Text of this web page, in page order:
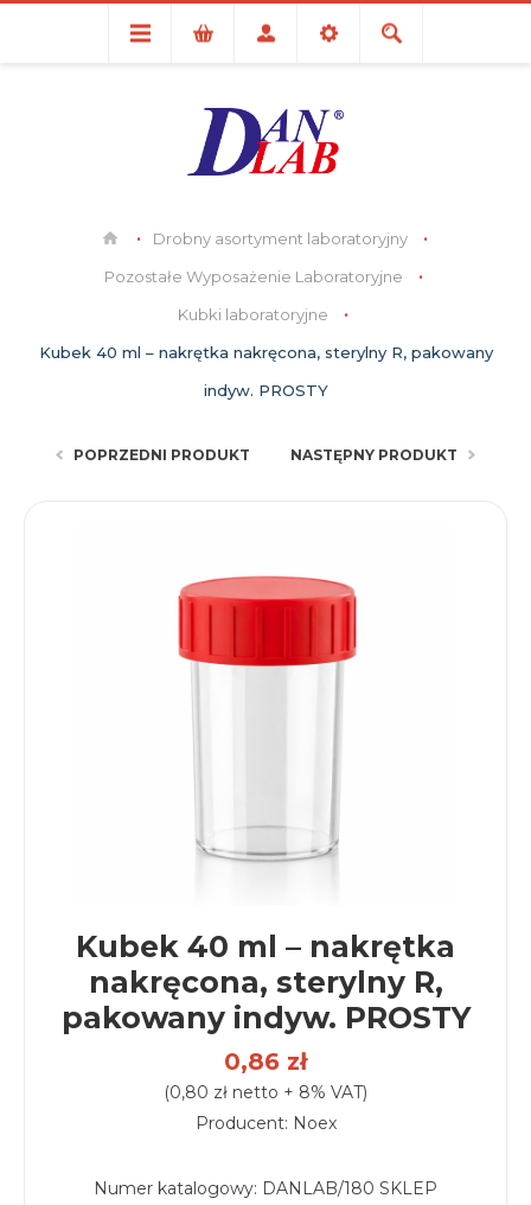
Drobny asortyment laboratoryjny
Pozostałe Wyposażenie Laboratoryjne
Kubki laboratoryjne
Kubek 40 ml – nakrętka nakręcona, sterylny R, pakowany
indyw. PROSTY
POPRZEDNI PRODUKT NASTĘPNY PRODUKT
Kubek 40 ml – nakrętka
nakręcona, sterylny R,
pakowany indyw. PROSTY
0,86 zł
(0,80 zł netto + 8% VAT)
Producent: Noex
Numer katalogowy: DANLAB/180 SKLEP